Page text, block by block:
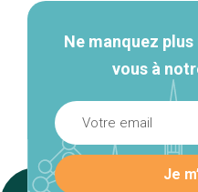
Ne manquez
vous à